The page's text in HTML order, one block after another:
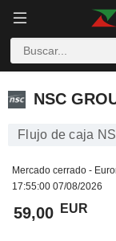
NSC GROUPE
NSC
Flujo de caja
Mercado cerrado -
17:55:00 07/08/2026
59,00 EUR